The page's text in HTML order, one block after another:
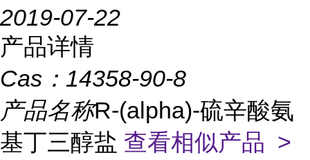
2019-07-22
产品详情
Cas： 14358-90-8
产品名称R-(alpha)-硫辛酸氨
基丁三醇盐 查看相似产品 >